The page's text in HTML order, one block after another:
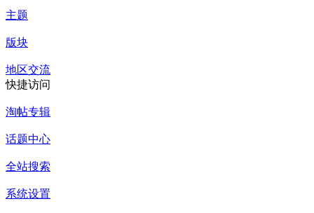
主题
版块
地区交流
快捷访问
淘帖专辑
话题中心
全站搜索
系统设置